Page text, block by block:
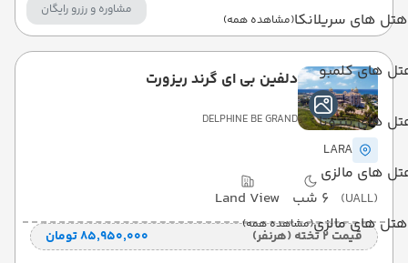
هتل های سریلانکا(مشاهده همه)
های کلمبو
های بنتوتا
های مالزی
هتل های مالزی(مشاهده همه)
مشاوره و رزرو رایگان
دلفین بی ای گرند ریزورت
DELPHINE BE GRAND
LARA
(UALL) 6 شب Land View
قیمت 2 تخته (هرنفر) ۸۵٬۹۵۰٬۰۰۰ تومان